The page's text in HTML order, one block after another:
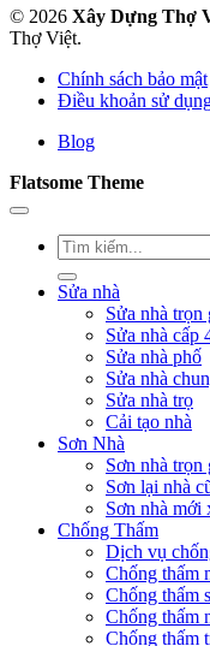
© 2026 Xây Dựng Thợ
Thợ Việt.
Chính sách bảo mật
Điều khoản sử
Blog
Flatsome Theme
Sửa nhà
Sửa nhà trọn
Sửa nhà cấp
Sửa nhà phố
Sửa nhà
Sửa nhà trọ
Cải tạo nhà
Sơn Nhà
Sơn nhà trọn
Sơn lại nhà
Sơn nhà mới
Chống Thấm
Dịch vụ
Chống thấm
Chống thấm
Chống thấm
Chống thấm